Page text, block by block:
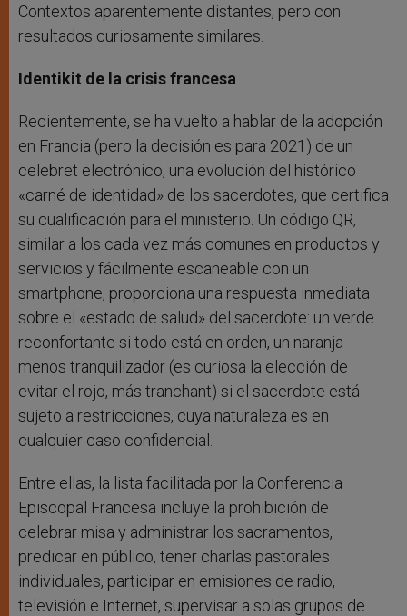
Contextos aparentemente distantes, pero con
resultados curiosamente similares.
Identikit de la crisis francesa
Recientemente, se ha vuelto a hablar de la adopción
en Francia (pero la decisión es para 2021) de un
celebret electrónico, una evolución del histórico
«carné de identidad» de los sacerdotes, que certifica
su cualificación para el ministerio. Un código QR,
similar a los cada vez más comunes en productos y
servicios y fácilmente escaneable con un
smartphone, proporciona una respuesta inmediata
sobre el «estado de salud» del sacerdote: un verde
reconfortante si todo está en orden, un naranja
menos tranquilizador (es curiosa la elección de
evitar el rojo, más tranchant) si el sacerdote está
sujeto a restricciones, cuya naturaleza es en
cualquier caso confidencial.
Entre ellas, la lista facilitada por la Conferencia
Episcopal Francesa incluye la prohibición de
celebrar misa y administrar los sacramentos,
predicar en público, tener charlas pastorales
individuales, participar en emisiones de radio,
televisión e Internet, supervisar a solas grupos de